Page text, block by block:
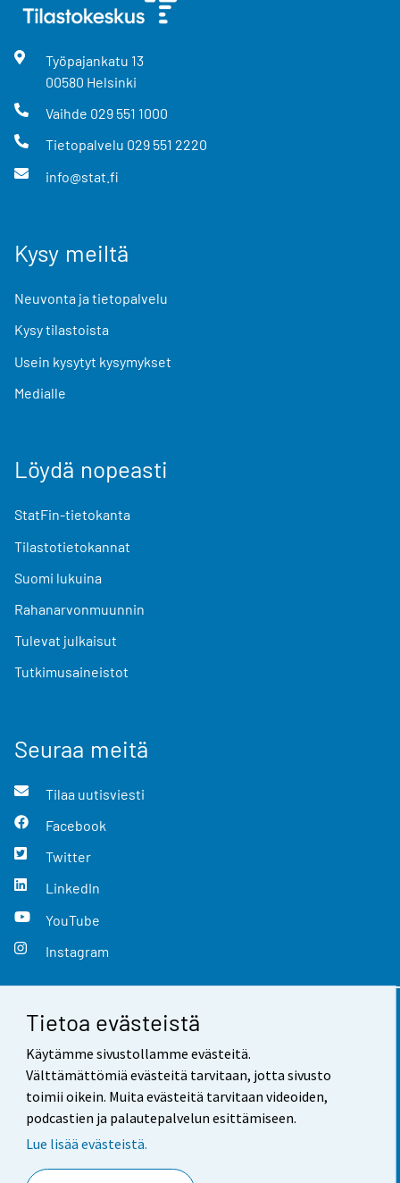
Tietoa evästeistä
Käytämme sivustollamme evästeitä.
Välttämättömiä evästeitä tarvitaan, jotta sivusto
toimii oikein. Muita evästeitä tarvitaan videoiden,
podcastien ja palautepalvelun esittämiseen.
Lue lisää evästeistä.
Työpajankatu 13
00580 Helsinki
Vaihde 029 551 1000
Tietopalvelu 029 551 2220
info@stat.fi
Kysy meiltä
Neuvonta ja tietopalvelu
Kysy tilastoista
Usein kysytyt kysymykset
Medialle
Löydä nopeasti
StatFin-tietokanta
Tilastotietokannat
Suomi lukuina
Rahanarvonmuunnin
Tulevat julkaisut
Tutkimusaineistot
Seuraa meitä
Tilaa uutisviesti
Facebook
Twitter
LinkedIn
YouTube
Instagram
Yhteystiedot
Palaute
Käyttöehdot
Saavutettavuus